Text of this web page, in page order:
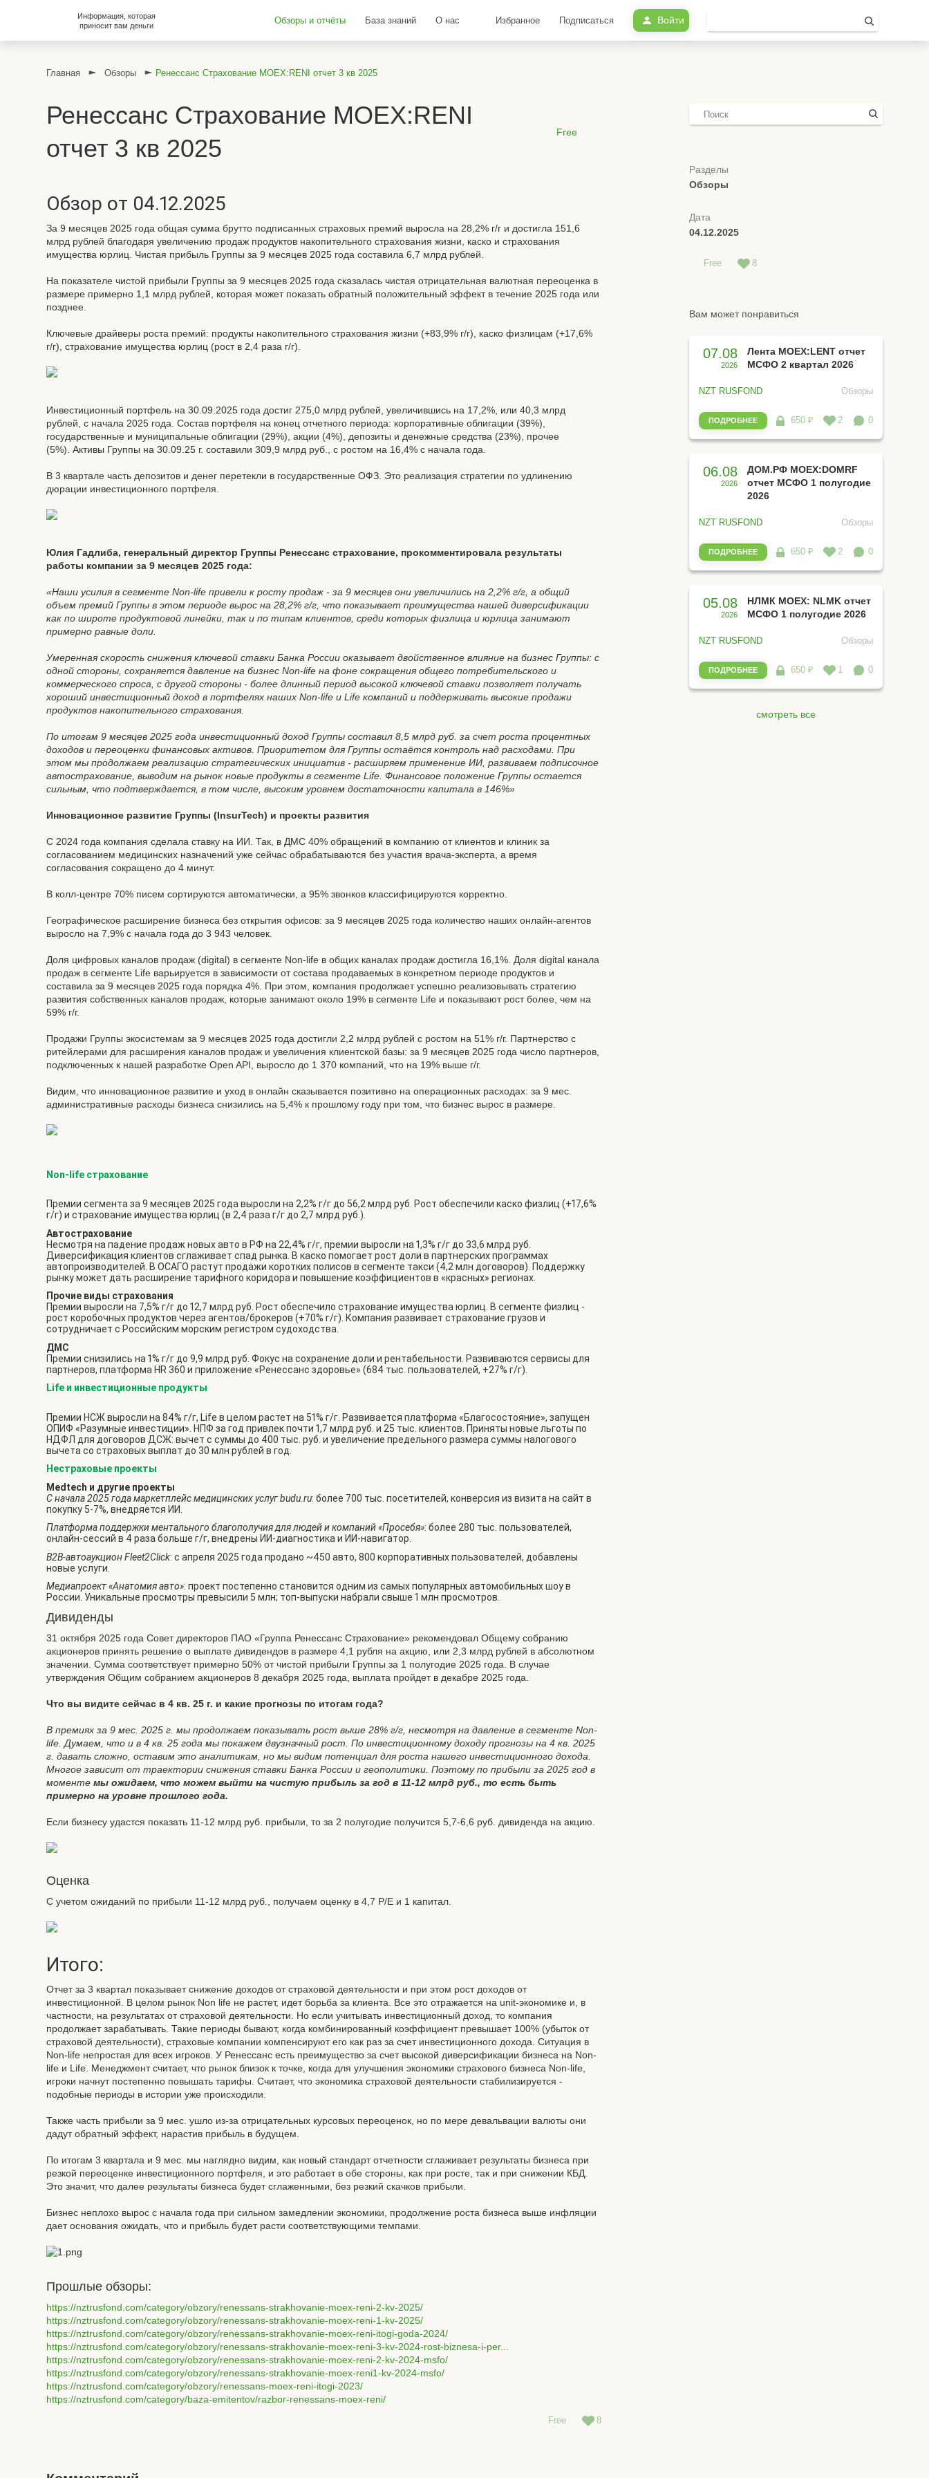
Информация, которая
приносит вам деньги
Обзоры и отчёты База знаний О нас Избранное Подписаться Войти
Главная Обзоры Ренессанс Страхование MOEX:RENI отчет 3 кв 2025
Ренессанс Страхование MOEX:RENI
отчет 3 кв 2025
Free
Обзор от 04.12.2025
За 9 месяцев 2025 года общая сумма брутто подписанных страховых премий выросла на 28,2% г/г и достигла 151,6
млрд рублей благодаря увеличению продаж продуктов накопительного страхования жизни, каско и страхования
имущества юрлиц. Чистая прибыль Группы за 9 месяцев 2025 года составила 6,7 млрд рублей.
На показателе чистой прибыли Группы за 9 месяцев 2025 года сказалась чистая отрицательная валютная переоценка в
размере примерно 1,1 млрд рублей, которая может показать обратный положительный эффект в течение 2025 года или
позднее.
Ключевые драйверы роста премий: продукты накопительного страхования жизни (+83,9% г/г), каско физлицам (+17,6%
г/г), страхование имущества юрлиц (рост в 2,4 раза г/г).
Инвестиционный портфель на 30.09.2025 года достиг 275,0 млрд рублей, увеличившись на 17,2%, или 40,3 млрд
рублей, с начала 2025 года. Состав портфеля на конец отчетного периода: корпоративные облигации (39%),
государственные и муниципальные облигации (29%), акции (4%), депозиты и денежные средства (23%), прочее
(5%). Активы Группы на 30.09.25 г. составили 309,9 млрд руб., с ростом на 16,4% с начала года.
В 3 квартале часть депозитов и денег перетекли в государственные ОФЗ. Это реализация стратегии по удлинению
дюрации инвестиционного портфеля.
Юлия Гадлиба, генеральный директор Группы Ренессанс страхование, прокомментировала результаты
работы компании за 9 месяцев 2025 года:
«Наши усилия в сегменте Non-life привели к росту продаж - за 9 месяцев они увеличились на 2,2% г/г, а общий
объем премий Группы в этом периоде вырос на 28,2% г/г, что показывает преимущества нашей диверсификации
как по широте продуктовой линейки, так и по типам клиентов, среди которых физлица и юрлица занимают
примерно равные доли.
Умеренная скорость снижения ключевой ставки Банка России оказывает двойственное влияние на бизнес Группы: с
одной стороны, сохраняется давление на бизнес Non-life на фоне сокращения общего потребительского и
коммерческого спроса, с другой стороны - более длинный период высокой ключевой ставки позволяет получать
хороший инвестиционный доход в портфелях наших Non-life и Life компаний и поддерживать высокие продажи
продуктов накопительного страхования.
По итогам 9 месяцев 2025 года инвестиционный доход Группы составил 8,5 млрд руб. за счет роста процентных
доходов и переоценки финансовых активов. Приоритетом для Группы остаётся контроль над расходами. При
этом мы продолжаем реализацию стратегических инициатив - расширяем применение ИИ, развиваем подписочное
автострахование, выводим на рынок новые продукты в сегменте Life. Финансовое положение Группы остается
сильным, что подтверждается, в том числе, высоким уровнем достаточности капитала в 146%»
Инновационное развитие Группы (InsurTech) и проекты развития
С 2024 года компания сделала ставку на ИИ. Так, в ДМС 40% обращений в компанию от клиентов и клиник за
согласованием медицинских назначений уже сейчас обрабатываются без участия врача-эксперта, а время
согласования сокращено до 4 минут.
В колл-центре 70% писем сортируются автоматически, а 95% звонков классифицируются корректно.
Географическое расширение бизнеса без открытия офисов: за 9 месяцев 2025 года количество наших онлайн-агентов
выросло на 7,9% с начала года до 3 943 человек.
Доля цифровых каналов продаж (digital) в сегменте Non-life в общих каналах продаж достигла 16,1%. Доля digital канала
продаж в сегменте Life варьируется в зависимости от состава продаваемых в конкретном периоде продуктов и
составила за 9 месяцев 2025 года порядка 4%. При этом, компания продолжает успешно реализовывать стратегию
развития собственных каналов продаж, которые занимают около 19% в сегменте Life и показывают рост более, чем на
59% г/г.
Продажи Группы экосистемам за 9 месяцев 2025 года достигли 2,2 млрд рублей с ростом на 51% г/г. Партнерство с
ритейлерами для расширения каналов продаж и увеличения клиентской базы: за 9 месяцев 2025 года число партнеров,
подключенных к нашей разработке Open API, выросло до 1 370 компаний, что на 19% выше г/г.
Видим, что инновационное развитие и уход в онлайн сказывается позитивно на операционных расходах: за 9 мес.
административные расходы бизнеса снизились на 5,4% к прошлому году при том, что бизнес вырос в размере.
Non-life страхование
Премии сегмента за 9 месяцев 2025 года выросли на 2,2% г/г до 56,2 млрд руб. Рост обеспечили каско физлиц (+17,6%
г/г) и страхование имущества юрлиц (в 2,4 раза г/г до 2,7 млрд руб.).
Автострахование
Несмотря на падение продаж новых авто в РФ на 22,4% г/г, премии выросли на 1,3% г/г до 33,6 млрд руб.
Диверсификация клиентов сглаживает спад рынка. В каско помогает рост доли в партнерских программах
автопроизводителей. В ОСАГО растут продажи коротких полисов в сегменте такси (4,2 млн договоров). Поддержку
рынку может дать расширение тарифного коридора и повышение коэффициентов в «красных» регионах.
Прочие виды страхования
Премии выросли на 7,5% г/г до 12,7 млрд руб. Рост обеспечило страхование имущества юрлиц. В сегменте физлиц -
рост коробочных продуктов через агентов/брокеров (+70% г/г). Компания развивает страхование грузов и
сотрудничает с Российским морским регистром судоходства.
ДМС
Премии снизились на 1% г/г до 9,9 млрд руб. Фокус на сохранение доли и рентабельности. Развиваются сервисы для
партнеров, платформа HR 360 и приложение «Ренессанс здоровье» (684 тыс. пользователей, +27% г/г).
Life и инвестиционные продукты
Премии НСЖ выросли на 84% г/г, Life в целом растет на 51% г/г. Развивается платформа «Благосостояние», запущен
ОПИФ «Разумные инвестиции». НПФ за год привлек почти 1,7 млрд руб. и 25 тыс. клиентов. Приняты новые льготы по
НДФЛ для договоров ДСЖ: вычет с суммы до 400 тыс. руб. и увеличение предельного размера суммы налогового
вычета со страховых выплат до 30 млн рублей в год.
Нестраховые проекты
Medtech и другие проекты
С начала 2025 года маркетплейс медицинских услуг budu.ru: более 700 тыс. посетителей, конверсия из визита на сайт в
покупку 5-7%, внедряется ИИ.
Платформа поддержки ментального благополучия для людей и компаний «Просебя»: более 280 тыс. пользователей,
онлайн-сессий в 4 раза больше г/г, внедрены ИИ-диагностика и ИИ-навигатор.
B2B-автоаукцион Fleet2Click: с апреля 2025 года продано ~450 авто, 800 корпоративных пользователей, добавлены
новые услуги.
Медиапроект «Анатомия авто»: проект постепенно становится одним из самых популярных автомобильных шоу в
России. Уникальные просмотры превысили 5 млн; топ-выпуски набрали свыше 1 млн просмотров.
Дивиденды
31 октября 2025 года Совет директоров ПАО «Группа Ренессанс Страхование» рекомендовал Общему собранию
акционеров принять решение о выплате дивидендов в размере 4,1 рубля на акцию, или 2,3 млрд рублей в абсолютном
значении. Сумма соответствует примерно 50% от чистой прибыли Группы за 1 полугодие 2025 года. В случае
утверждения Общим собранием акционеров 8 декабря 2025 года, выплата пройдет в декабре 2025 года.
Что вы видите сейчас в 4 кв. 25 г. и какие прогнозы по итогам года?
В премиях за 9 мес. 2025 г. мы продолжаем показывать рост выше 28% г/г, несмотря на давление в сегменте Non-
life. Думаем, что и в 4 кв. 25 года мы покажем двузначный рост. По инвестиционному доходу прогнозы на 4 кв. 2025
г. давать сложно, оставим это аналитикам, но мы видим потенциал для роста нашего инвестиционного дохода.
Многое зависит от траектории снижения ставки Банка России и геополитики. Поэтому по прибыли за 2025 год в
моментемы ожидаем, что можем выйти на чистую прибыль за год в 11-12 млрд руб., то есть быть
примерно на уровне прошлого года.
Если бизнесу удастся показать 11-12 млрд руб. прибыли, то за 2 полугодие получится 5,7-6,6 руб. дивиденда на акцию.
Оценка
С учетом ожиданий по прибыли 11-12 млрд руб., получаем оценку в 4,7 P/E и 1 капитал.
Итого:
Отчет за 3 квартал показывает снижение доходов от страховой деятельности и при этом рост доходов от
инвестиционной. В целом рынок Non life не растет, идет борьба за клиента. Все это отражается на unit-экономике и, в
частности, на результатах от страховой деятельности. Но если учитывать инвестиционный доход, то компания
продолжает зарабатывать. Такие периоды бывают, когда комбинированный коэффициент превышает 100% (убыток от
страховой деятельности), страховые компании компенсируют его как раз за счет инвестиционного дохода. Ситуация в
Non-life непростая для всех игроков. У Ренессанс есть преимущество за счет высокой диверсификации бизнеса на Non-
life и Life. Менеджмент считает, что рынок близок к точке, когда для улучшения экономики страхового бизнеса Non-life,
игроки начнут постепенно повышать тарифы. Считает, что экономика страховой деятельности стабилизируется -
подобные периоды в истории уже происходили.
Также часть прибыли за 9 мес. ушло из-за отрицательных курсовых переоценок, но по мере девальвации валюты они
дадут обратный эффект, нарастив прибыль в будущем.
По итогам 3 квартала и 9 мес. мы наглядно видим, как новый стандарт отчетности сглаживает результаты бизнеса при
резкой переоценке инвестиционного портфеля, и это работает в обе стороны, как при росте, так и при снижении КБД.
Это значит, что далее результаты бизнеса будет сглаженными, без резкий скачков прибыли.
Бизнес неплохо вырос с начала года при сильном замедлении экономики, продолжение роста бизнеса выше инфляции
дает основания ожидать, что и прибыль будет расти соответствующими темпами.
Прошлые обзоры:
https://nztrusfond.com/category/obzory/renessans-strakhovanie-moex-reni-2-kv-2025/
https://nztrusfond.com/category/obzory/renessans-strakhovanie-moex-reni-1-kv-2025/
https://nztrusfond.com/category/obzory/renessans-strakhovanie-moex-reni-itogi-goda-2024/
https://nztrusfond.com/category/obzory/renessans-strakhovanie-moex-reni-3-kv-2024-rost-biznesa-i-per...
https://nztrusfond.com/category/obzory/renessans-strakhovanie-moex-reni-2-kv-2024-msfo/
https://nztrusfond.com/category/obzory/renessans-strakhovanie-moex-reni1-kv-2024-msfo/
https://nztrusfond.com/category/obzory/renessans-moex-reni-itogi-2023/
https://nztrusfond.com/category/baza-emitentov/razbor-renessans-moex-reni/
Free 8
Разделы
Обзоры
Дата
04.12.2025
Free 8
Вам может понравиться
07.08
2026
Лента MOEX:LENT отчет
МСФО 2 квартал 2026
NZT RUSFOND Обзоры
ПОДРОБНЕЕ 650 ₽ 2 0
06.08
2026
ДОМ.РФ MOEX:DOMRF
отчет МСФО 1 полугодие
2026
NZT RUSFOND Обзоры
ПОДРОБНЕЕ 650 ₽ 2 0
05.08
2026
НЛМК MOEX: NLMK отчет
МСФО 1 полугодие 2026
NZT RUSFOND Обзоры
ПОДРОБНЕЕ 650 ₽ 1 0
смотреть все